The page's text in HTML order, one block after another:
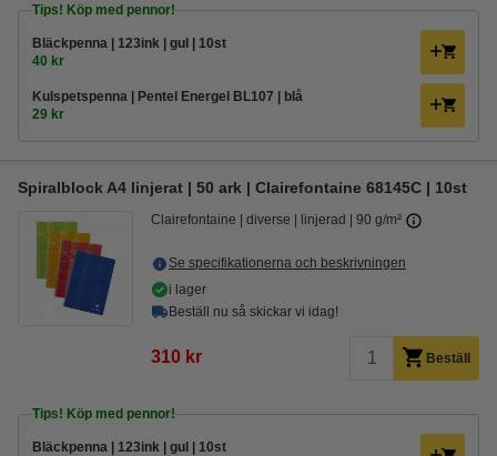
Tips! Köp med pennor!
Bläckpenna | 123ink | gul | 10st
40 kr
Kulspetspenna | Pentel Energel BL107 | blå
29 kr
Spiralblock A4 linjerat | 50 ark | Clairefontaine 68145C | 10st
Clairefontaine diverse linjerad 90 g/m²
Se specifikationerna och beskrivningen
i lager
Beställ nu så skickar vi idag!
310 kr Beställ
Tips! Köp med pennor!
Bläckpenna | 123ink | gul | 10st